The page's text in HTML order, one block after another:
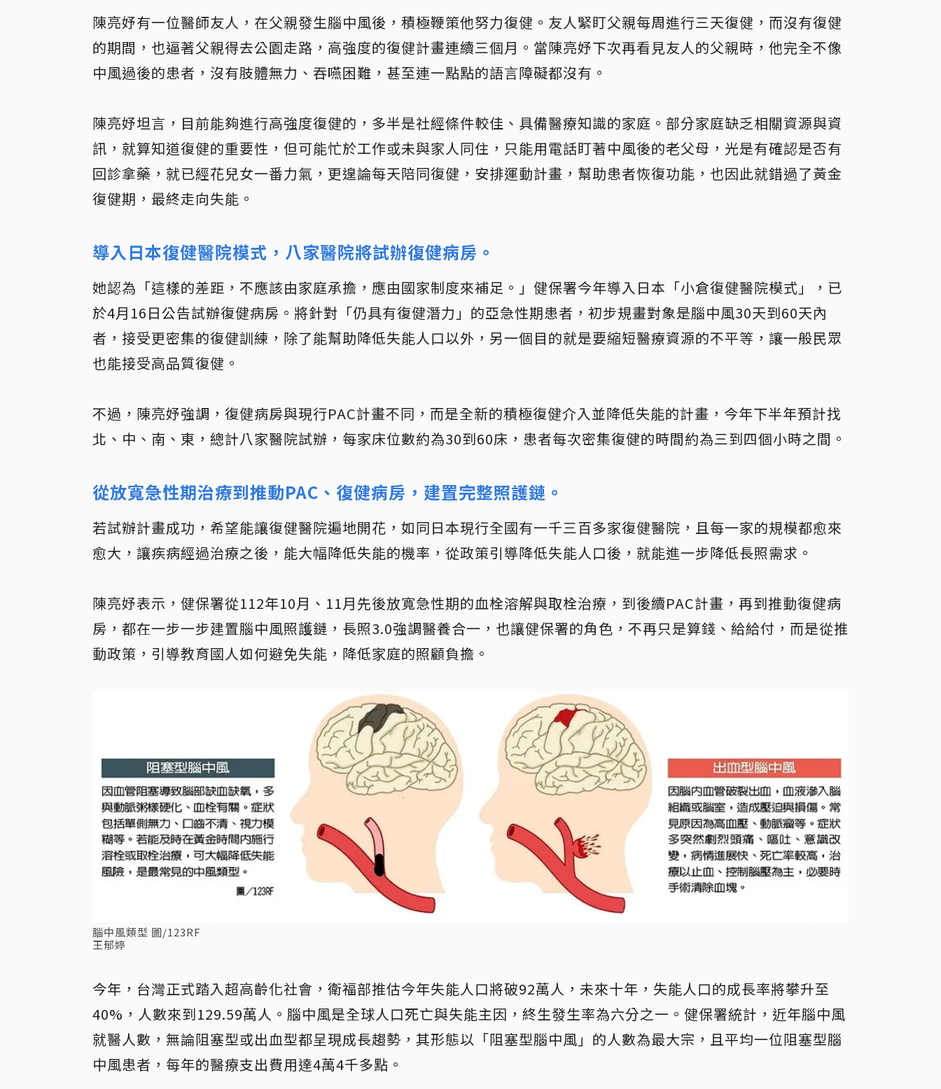
陳亮妤有一位醫師友人，在父親發生腦中風後，積極鞭策他努力復健。友人緊盯父親每周進行三天復健，而沒有復健
的期間，也逼著父親得去公園走路，高強度的復健計畫連續三個月。當陳亮妤下次再看見友人的父親時，他完全不像
中風過後的患者，沒有肢體無力、吞嚥困難，甚至連一點點的語言障礙都沒有。
陳亮妤坦言，目前能夠進行高強度復健的，多半是社經條件較佳、具備醫療知識的家庭。部分家庭缺乏相關資源與資
訊，就算知道復健的重要性，但可能忙於工作或未與家人同住，只能用電話盯著中風後的老父母，光是有確認是否有
回診拿藥，就已經花兒女一番力氣，更遑論每天陪同復健，安排運動計畫，幫助患者恢復功能，也因此就錯過了黃金
復健期，最終走向失能。
導入日本復健醫院模式，八家醫院將試辦復健病房。
她認為「這樣的差距，不應該由家庭承擔，應由國家制度來補足。」健保署今年導入日本「小倉復健醫院模式」，已
於4月16日公告試辦復健病房。將針對「仍具有復健潛力」的亞急性期患者，初步規畫對象是腦中風30天到60天內
者，接受更密集的復健訓練，除了能幫助降低失能人口以外，另一個目的就是要縮短醫療資源的不平等，讓一般民眾
也能接受高品質復健。
不過，陳亮妤強調，復健病房與現行PAC計畫不同，而是全新的積極復健介入並降低失能的計畫，今年下半年預計找
北、中、南、東，總計八家醫院試辦，每家床位數約為30到60床，患者每次密集復健的時間約為三到四個小時之間。
從放寬急性期治療到推動PAC、復健病房，建置完整照護鏈。
若試辦計畫成功，希望能讓復健醫院遍地開花，如同日本現行全國有一千三百多家復健醫院，且每一家的規模都愈來
愈大，讓疾病經過治療之後，能大幅降低失能的機率，從政策引導降低失能人口後，就能進一步降低長照需求。
陳亮妤表示，健保署從112年10月、11月先後放寬急性期的血栓溶解與取栓治療，到後續PAC計畫，再到推動復健病
房，都在一步一步建置腦中風照護鏈，長照3.0強調醫養合一，也讓健保署的角色，不再只是算錢、給給付，而是從推
動政策，引導教育國人如何避免失能，降低家庭的照顧負擔。
腦中風類型 圖/123RF
王郁婷
今年，台灣正式踏入超高齡化社會，衛福部推估今年失能人口將破92萬人，未來十年，失能人口的成長率將攀升至
40%，人數來到129.59萬人。腦中風是全球人口死亡與失能主因，終生發生率為六分之一。健保署統計，近年腦中風
就醫人數，無論阻塞型或出血型都呈現成長趨勢，其形態以「阻塞型腦中風」的人數為最大宗，且平均一位阻塞型腦
中風患者，每年的醫療支出費用達4萬4千多點。